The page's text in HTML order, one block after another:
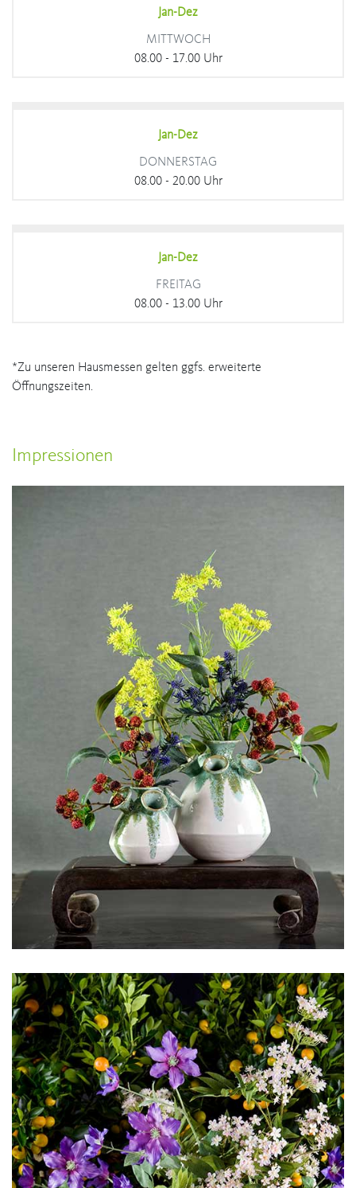
Jan-Dez
MITTWOCH
08.00 - 17.00 Uhr
Jan-Dez
DONNERSTAG
08.00 - 20.00 Uhr
Jan-Dez
FREITAG
08.00 - 13.00 Uhr
*Zu unseren Hausmessen gelten ggfs. erweiterte
Öffnungszeiten.
Impressionen